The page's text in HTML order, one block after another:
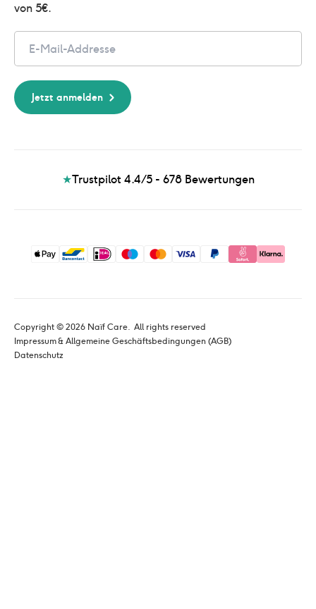
von 5€.
Jetzt anmelden
★Trustpilot 4.4/5 - 678 Bewertungen
Copyright © 2026 Naïf Care. All rights reserved
Impressum & Allgemeine Geschäftsbedingungen (AGB)
Datenschutz